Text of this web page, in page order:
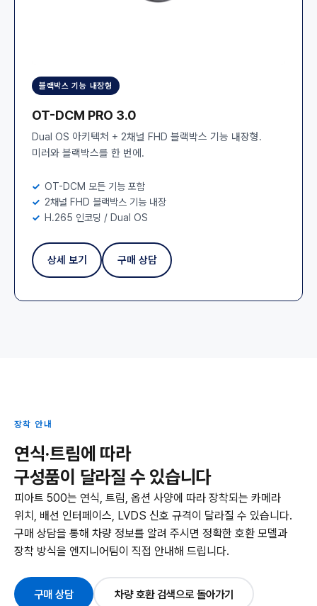
블랙박스 기능 내장형
OT-DCM PRO 3.0
Dual OS 아키텍처 + 2채널 FHD 블랙박스 기능 내장형.
미러와 블랙박스를 한 번에.
OT-DCM 모든 기능 포함
2채널 FHD 블랙박스 기능 내장
H.265 인코딩 / Dual OS
상세 보기 구매 상담
장착 안내
연식·트림에 따라
구성품이 달라질 수 있습니다
피아트 500는 연식, 트림, 옵션 사양에 따라 장착되는 카메라
위치, 배선 인터페이스, LVDS 신호 규격이 달라질 수 있습니다.
구매 상담을 통해 차량 정보를 알려 주시면 정확한 호환 모델과
장착 방식을 엔지니어팀이 직접 안내해 드립니다.
구매 상담 차량 호환 검색으로 돌아가기